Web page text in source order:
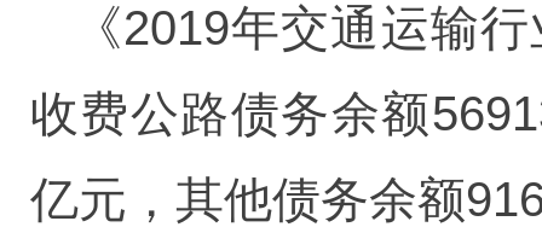
《2019年交通运输
收费公路债务余额
亿元，其他债务余额